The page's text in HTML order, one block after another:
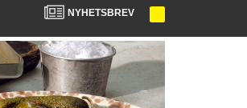
NYHETSBREV